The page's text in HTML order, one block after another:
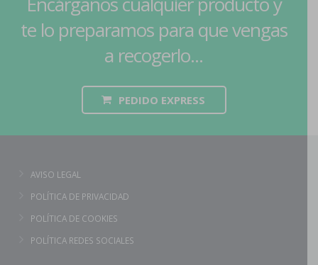
te lo preparamos para que vengas
a recogerlo...
PEDIDO EXPRESS
AVISO LEGAL
POLÍTICA DE PRIVACIDAD
POLÍTICA DE COOKIES
POLÍTICA REDES SOCIALES